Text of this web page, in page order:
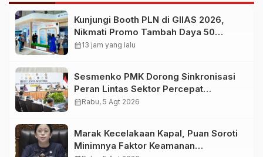
Kunjungi Booth PLN di GIIAS 2026,
Nikmati Promo Tambah Daya 50
Persen
calendar_month13 jam yang lalu
Sesmenko PMK Dorong Sinkronisasi
Peran Lintas Sektor Percepat
Penurunan Stunting
calendar_monthRabu, 5 Agt 2026
Marak Kecelakaan Kapal, Puan Soroti
Minimnya Faktor Keamanan